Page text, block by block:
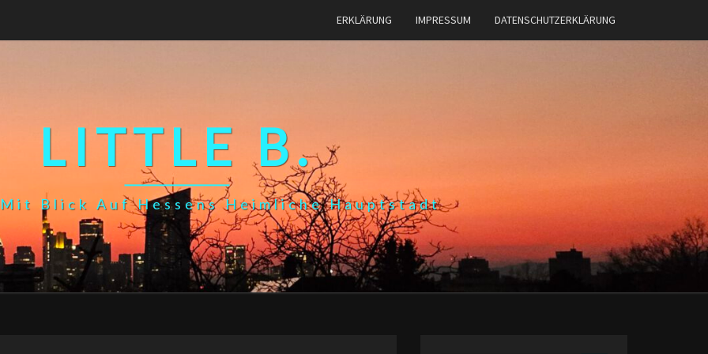
ERKLÄRUNG IMPRESSUM DATENSCHUTZERKLÄRUNG
LITTLE B.
Blick Auf Hessens Heimliche Hauptstadt